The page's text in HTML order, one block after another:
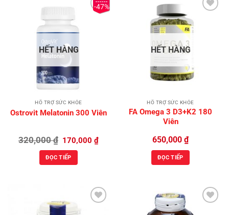
-47%
HẾT HÀNG
HỖ TRỢ SỨC KHỎE
Ostrovit Melatonin 300 Viên
320,000₫ Giá
gốc
là:
320,000 ₫.
170,000₫Giá
ĐỌC TIẾP
HẾT HÀNG
HỖ TRỢ SỨC KHỎE
FA Omega 3 D3+K2 180
Viên
650,000 ₫
ĐỌC TIẾP